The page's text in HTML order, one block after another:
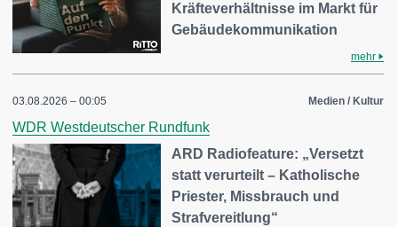
Kräfteverhältnisse im Markt für
Gebäudekommunikation
mehr
03.08.2026 – 00:05 Medien / Kultur
WDR Westdeutscher Rundfunk
ARD Radiofeature: „Versetzt
statt verurteilt – Katholische
Priester, Missbrauch und
Strafvereitlung“